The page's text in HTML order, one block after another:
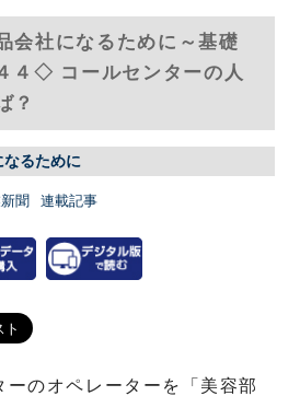
会社になるために～基礎
４◇ コールセンターの人
？
るために
聞 連載記事
のオペレーターを「美容部